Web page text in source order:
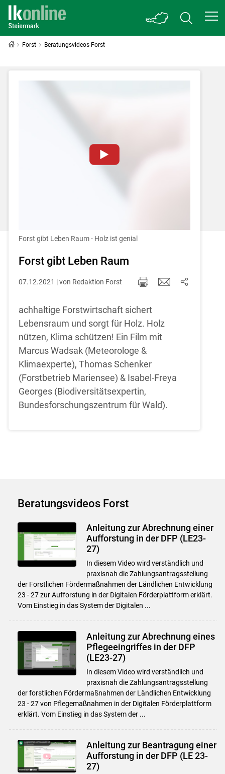
Skip to main content
Forst Beratungsvideos Forst
Einstellungen jederzeit einsehen und
korrigieren
Akzeptieren
Cookies Einstellungen
Forst gibt Leben Raum - Holz ist genial
Forst gibt Leben Raum
07.12.2021 | von Redaktion Forst
achhaltige Forstwirtschaft sichert
Lebensraum und sorgt für Holz. Holz
nützen, Klima schützen! Ein Film mit
Marcus Wadsak (Meteorologe &
Klimaexperte), Thomas Schenker
(Forstbetrieb Mariensee) & Isabel-Freya
Georges (Biodiversitätsexpertin,
Bundesforschungszentrum für Wald).
Beratungsvideos Forst
Anleitung zur Abrechnung einer
Aufforstung in der DFP (LE23-
27)
In diesem Video wird verständlich und
praxisnah die Zahlungsantragsstellung
der Forstlichen Fördermaßnahmen der Ländlichen Entwicklung
23 - 27 zur Aufforstung in der Digitalen Förderplattform erklärt.
Vom Einstieg in das System der Digitalen ...
Anleitung zur Abrechnung eines
Pflegeeingriffes in der DFP
(LE23-27)
In diesem Video wird verständlich und
praxisnah die Zahlungsantragsstellung
der forstlichen Fördermaßnahmen der Ländlichen Entwicklung
23 - 27 von Pflegemaßnahmen in der Digitalen Förderplattform
erklärt. Vom Einstieg in das System der ...
Anleitung zur Beantragung einer
Aufforstung in der DFP (LE 23-
27)